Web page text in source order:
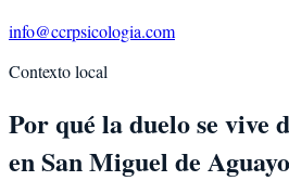
info@ccrpsicologia.com
Contexto local
Por qué la duelo se vive
en San Miguel de Aguayo